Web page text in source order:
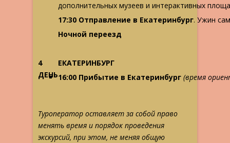
дополнительных музеев и интерактивных
17:30 Отправление в Екатеринбург. Ужин
Ночной переезд
4
ДЕНЬ
ЕКАТЕРИНБУРГ
16:00 Прибытие в Екатеринбург (время
Туроператор оставляет за собой право
менять время и порядок проведения
экскурсий, при этом, не меняя общую